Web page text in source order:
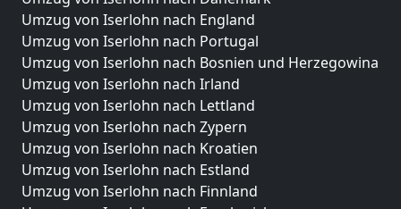
Umzug von Iserlohn nach England
Umzug von Iserlohn nach Portugal
Umzug von Iserlohn nach Bosnien und Herzegowina
Umzug von Iserlohn nach Irland
Umzug von Iserlohn nach Lettland
Umzug von Iserlohn nach Zypern
Umzug von Iserlohn nach Kroatien
Umzug von Iserlohn nach Estland
Umzug von Iserlohn nach Finnland